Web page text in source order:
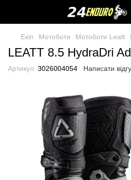
Екіп Мотоботи Мотоботи Leatt
LEATT 8.5 HydraDri
Артикул: 3026004054 Написати